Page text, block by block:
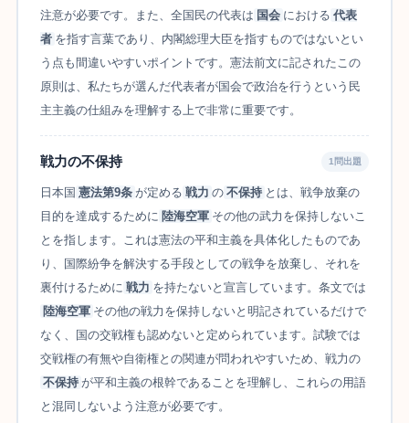
注意が必要です。また、全国民の代表は 国会 における 代表
者 を指す言葉であり、内閣総理大臣を指すものではないとい
う点も間違いやすいポイントです。憲法前文に記されたこの
原則は、私たちが選んだ代表者が国会で政治を行うという民
主主義の仕組みを理解する上で非常に重要です。
戦力の不保持 1問出題
日本国 憲法第9条 が定める 戦力 の 不保持 とは、戦争放棄の
目的を達成するために 陸海空軍 その他の武力を保持しないこ
とを指します。これは憲法の平和主義を具体化したものであ
り、国際紛争を解決する手段としての戦争を放棄し、それを
裏付けるために 戦力 を持たないと宣言しています。条文では
陸海空軍 その他の戦力を保持しないと明記されているだけで
なく、国の交戦権も認めないと定められています。試験では
交戦権の有無や自衛権との関連が問われやすいため、戦力の
不保持 が平和主義の根幹であることを理解し、これらの用語
と混同しないよう注意が必要です。